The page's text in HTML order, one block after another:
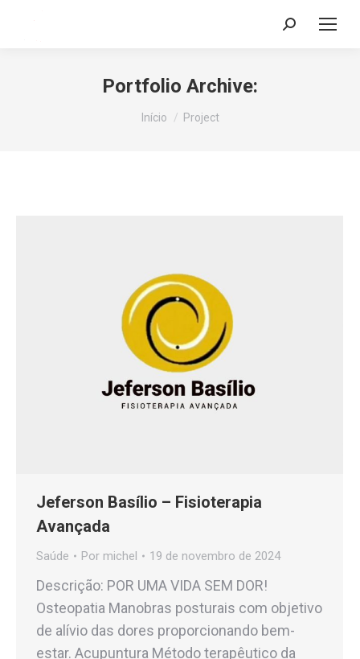
Search:
Portfolio Archive:
Você está aqui:
Início Project
Jeferson Basílio – Fisioterapia
Avançada
Saúde Por michel 19 de novembro de 2024
Descrição: POR UMA VIDA SEM DOR!
Osteopatia Manobras posturais com objetivo
de alívio das dores proporcionando bem-
estar. Acupuntura Método terapêutico da